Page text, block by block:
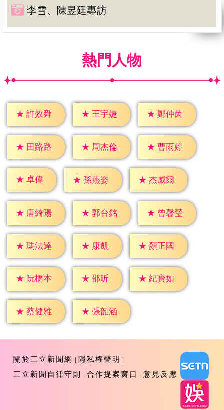
李雪、陳昱廷專訪
熱門人物
★ 許效舜 ★ 王宇婕 ★ 鄭仲茵
★ 田路路 ★ 周杰倫 ★ 曹雨婷
★ 卓偉 ★ 孫燕姿 ★ 杰威爾
★ 唐綺陽 ★ 郭台銘 ★ 曾馨瑩
★ 瑪法達 ★ 康凱 ★ 顏正國
★ 阮橋本 ★ 邵昕 ★ 紀寶如
★ 蔡健雅 ★ 張韶涵
關於三立新聞網
隱私權聲明
三立新聞自律守則
合作提案窗口 意見反應